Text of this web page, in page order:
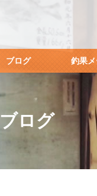
ブログ 釣果
ブログ